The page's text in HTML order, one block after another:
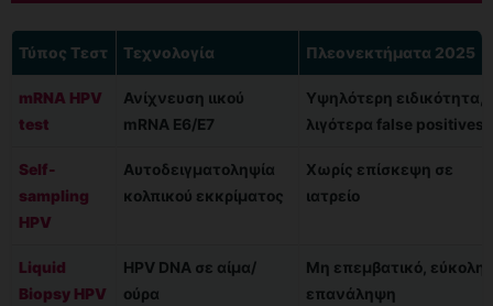
Τύπος Τεστ Τεχνολογία Πλεονεκτήματα 2025
mRNA HPV
test
Ανίχνευση ιικού
mRNA E6/E7
Υψηλότερη ειδικότητα,
λιγότερα false positives
Self-
sampling
HPV
Αυτοδειγματοληψία
κολπικού εκκρίματος
Χωρίς επίσκεψη σε
ιατρείο
Liquid
Biopsy HPV
HPV DNA σε αίμα/
ούρα
Μη επεμβατικό, εύκολη
επανάληψη